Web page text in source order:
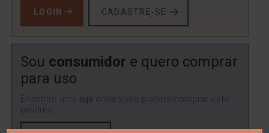
LOGIN CADASTRE-SE
Sou consumidor e quero comprar
para uso
Encontre uma loja onde você poderá comprar este
produto.